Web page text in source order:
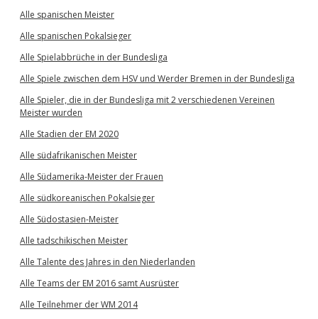
Alle spanischen Meister
Alle spanischen Pokalsieger
Alle Spielabbrüche in der Bundesliga
Alle Spiele zwischen dem HSV und Werder Bremen in der Bundesliga
Alle Spieler, die in der Bundesliga mit 2 verschiedenen Vereinen
Meister wurden
Alle Stadien der EM 2020
Alle südafrikanischen Meister
Alle Südamerika-Meister der Frauen
Alle südkoreanischen Pokalsieger
Alle Südostasien-Meister
Alle tadschikischen Meister
Alle Talente des Jahres in den Niederlanden
Alle Teams der EM 2016 samt Ausrüster
Alle Teilnehmer der WM 2014